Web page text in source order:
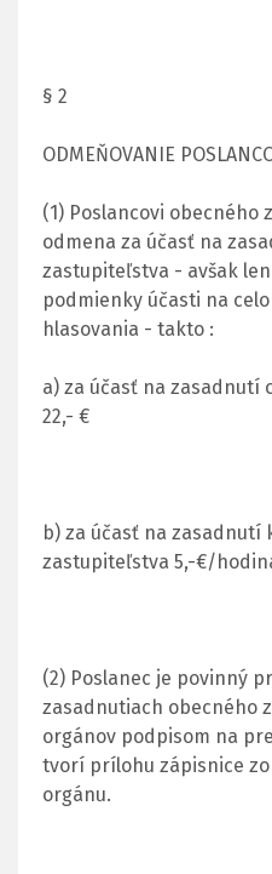
§ 2
ODMEŇOVANIE
(1) Poslancovi
odmena za účasť na
zastupiteľstva - avšak
podmienky účasti na
hlasovania - takto :
a) za účasť na zasadnutí
22,- €
b) za účasť na zasadnutí
zastupiteľstva 5,-€/
(2) Poslanec je povinný
zasadnutiach obecného
orgánov podpisom na
tvorí prílohu zápisnice
orgánu.